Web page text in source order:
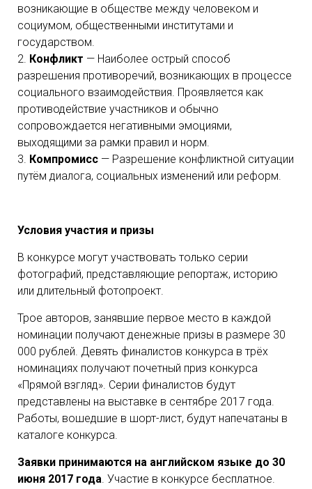
возникающие в обществе между человеком и
социумом, общественными институтами и
государством.
2. Конфликт — Наиболее острый способ
разрешения противоречий, возникающих в процессе
социального взаимодействия. Проявляется как
противодействие участников и обычно
сопровождается негативными эмоциями,
выходящими за рамки правил и норм.
3. Компромисс — Разрешение конфликтной ситуации
путём диалога, социальных изменений или реформ.
Условия участия и призы
В конкурсе могут участвовать только серии
фотографий, представляющие репортаж, историю
или длительный фотопроект.
Трое авторов, занявшие первое место в каждой
номинации получают денежные призы в размере 30
000 рублей. Девять финалистов конкурса в трёх
номинациях получают почетный приз конкурса
«Прямой взгляд». Серии финалистов будут
представлены на выставке в сентябре 2017 года.
Работы, вошедшие в шорт-лист, будут напечатаны в
каталоге конкурса.
Заявки принимаются на английском языке до 30
июня 2017 года. Участие в конкурсе бесплатное.